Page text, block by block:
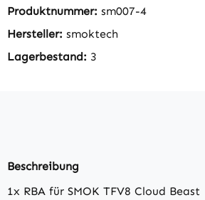
Produktnummer: sm007-4
Hersteller: smoktech
Lagerbestand: 3
Beschreibung
1x RBA für SMOK TFV8 Cloud Beast